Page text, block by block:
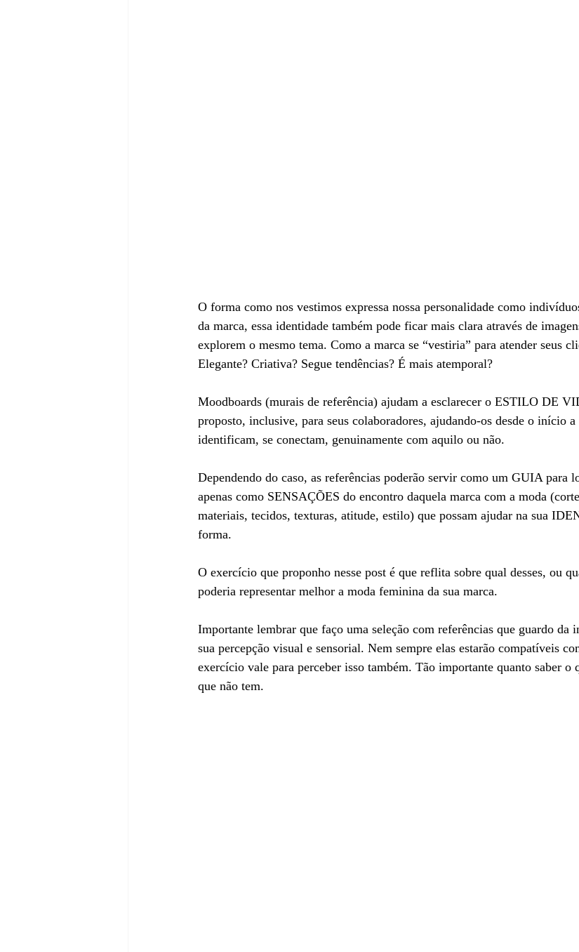
O forma como nos vestimos expressa nossa personalidade como
da marca, essa identidade também pode ficar mais clara através de
explorem o mesmo tema. Como a marca se “vestiria” para atender seus
Elegante? Criativa? Segue tendências? É mais atemporal?
Moodboards (murais de referência) ajudam a esclarecer o ESTILO DE
proposto, inclusive, para seus colaboradores, ajudando-os desde o início a
identificam, se conectam, genuinamente com aquilo ou não.
Dependendo do caso, as referências poderão servir como um GUIA para
apenas como SENSAÇÕES do encontro daquela marca com a moda
materiais, tecidos, texturas, atitude, estilo) que possam ajudar na sua
forma.
O exercício que proponho nesse post é que reflita sobre qual desses, ou
poderia representar melhor a moda feminina da sua marca.
Importante lembrar que faço uma seleção com referências que guardo da
sua percepção visual e sensorial. Nem sempre elas estarão compatíveis
exercício vale para perceber isso também. Tão importante quanto saber o
que não tem.